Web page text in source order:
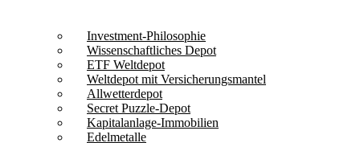
Investment-Philosophie
Wissenschaftliches Depot
ETF Weltdepot
Weltdepot mit Versicherungsmantel
Allwetterdepot
Secret Puzzle-Depot
Kapitalanlage-Immobilien
Edelmetalle